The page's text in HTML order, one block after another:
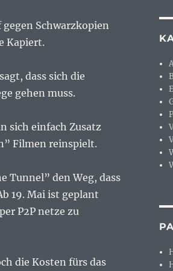
Schwarzkopien
Kapiert.
dass sich die
gehen muss.
sich einfach Zusatz
Filmen reinspielt.
Tunnel” den Weg, dass
19. Mai ist geplant
P2P netze zu
die Kosten fürs das